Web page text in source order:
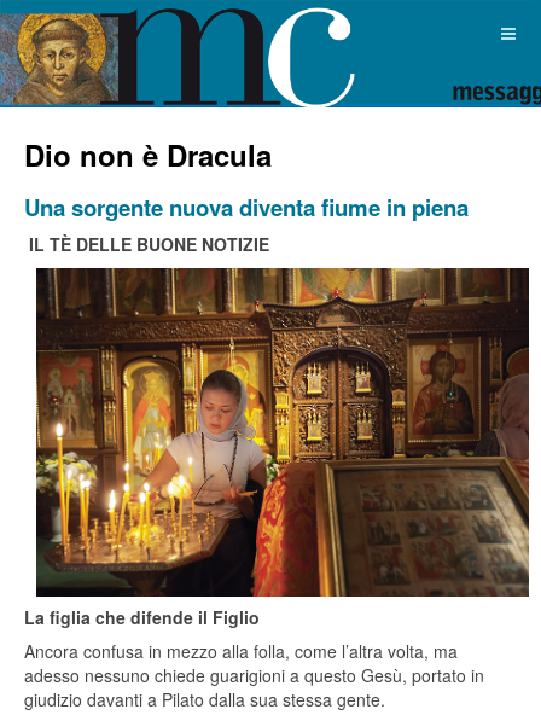
Dio non è Dracula
Una sorgente nuova diventa fiume in piena
IL TÈ DELLE BUONE NOTIZIE
La figlia che difende il Figlio
Ancora confusa in mezzo alla folla, come l’altra volta, ma
adesso nessuno chiede guarigioni a questo Gesù, portato in
giudizio davanti a Pilato dalla sua stessa gente.